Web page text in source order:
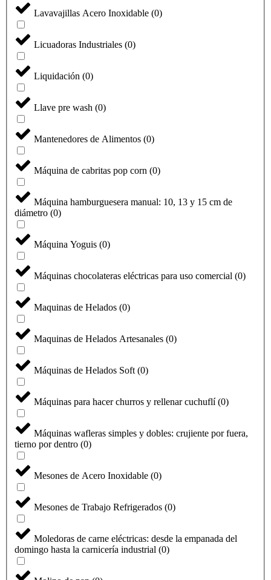
Lavavajillas Acero Inoxidable (0)
Licuadoras Industriales (0)
Liquidación (0)
Llave pre wash (0)
Mantenedores de Alimentos (0)
Máquina de cabritas pop corn (0)
Máquina hamburguesera manual: 10, 13 y 15 cm de
diámetro (0)
Máquina Yoguis (0)
Máquinas chocolateras eléctricas para uso comercial (0)
Maquinas de Helados (0)
Maquinas de Helados Artesanales (0)
Máquinas de Helados Soft (0)
Máquinas para hacer churros y rellenar cuchuflí (0)
Máquinas wafleras simples y dobles: crujiente por fuera,
tierno por dentro (0)
Mesones de Acero Inoxidable (0)
Mesones de Trabajo Refrigerados (0)
Moledoras de carne eléctricas: desde la empanada del
domingo hasta la carnicería industrial (0)